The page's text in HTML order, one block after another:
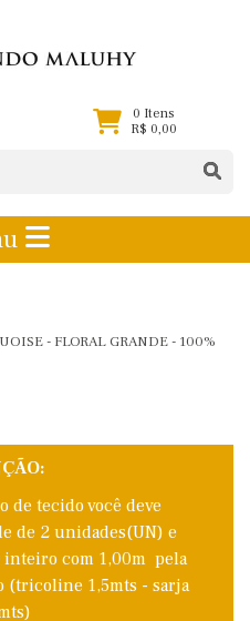
0 Itens
R$ 0,00
- FLORAL GRANDE - 100%
de tecido você deve
de 2 unidades(UN) e
inteiro com 1,00m pela
(tricoline 1,5mts - sarja